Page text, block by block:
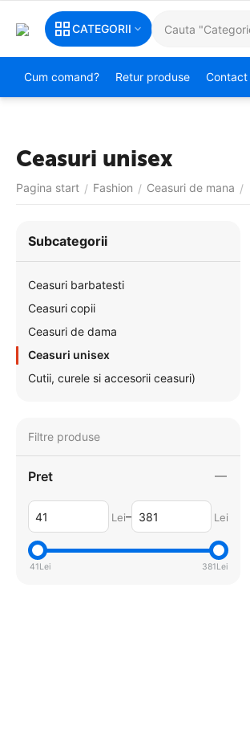
CATEGORII
Cum comand? Retur produse Contact
Ceasuri unisex
Pagina start / Fashion / Ceasuri de mana /
Subcategorii
Ceasuri barbatesti
Ceasuri copii
Ceasuri de dama
Ceasuri unisex
Cutii, curele si accesorii ceasuri)
Filtre produse
Pret
Lei– Lei
41Lei 381Lei